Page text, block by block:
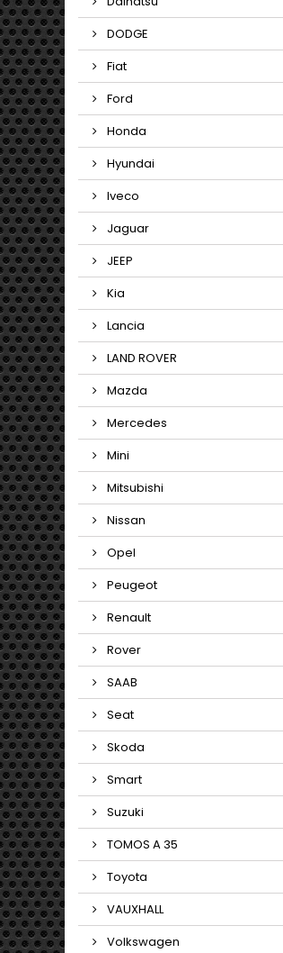
DODGE
Fiat
Ford
Honda
Hyundai
Iveco
Jaguar
JEEP
Kia
Lancia
LAND ROVER
Mazda
Mercedes
Mini
Mitsubishi
Nissan
Opel
Peugeot
Renault
Rover
SAAB
Seat
Skoda
Smart
Suzuki
TOMOS A 35
Toyota
VAUXHALL
Volkswagen